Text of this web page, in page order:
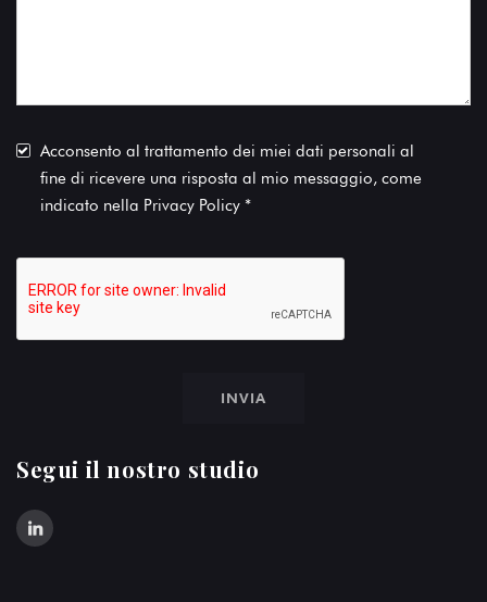
Acconsento al trattamento dei miei dati personali al
fine di ricevere una risposta al mio messaggio, come
indicato nella Privacy Policy *
Segui il nostro studio